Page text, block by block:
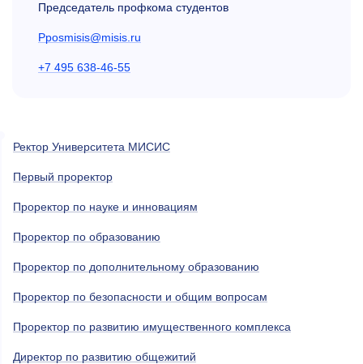
Председатель профкома студентов
Pposmisis@misis.ru
+7 495 638-46-55
Ректор Университета МИСИС
Первый проректор
Проректор по науке и инновациям
Проректор по образованию
Проректор по дополнительному образованию
Проректор по безопасности и общим вопросам
Проректор по развитию имущественного комплекса
Директор по развитию общежитий